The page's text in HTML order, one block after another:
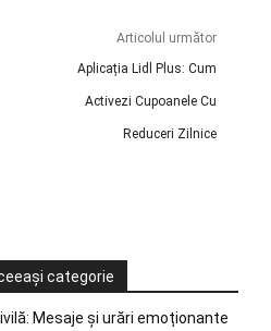
Articolul următor
Aplicația Lidl Plus: Cum
Activezi Cupoanele Cu
Reduceri Zilnice
categorie
Mesaje și urări emoționante